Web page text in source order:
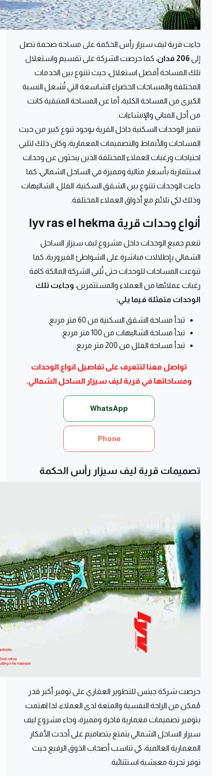
جاءت قرية ليف سيزار رأس الحكمة على مساحة ضخمة تصل
إلى
، كما حرصت الشركة على تقسيم واستغلال
تلك المساحة أفضل استغلال، حيث تتنوع بين الخدمات
المختلفة والمساحات الخضراء الشاسعة التي تُشغل النسبة
الكبرى من المساحة الكلية، أما عن المساحة المتبقية كانت
من أجل المباني والإنشاءات.
تتميز الوحدات السكنية داخل القرية بوجود تنوع كبير من حيث
المساحات والأنماط والتصميمات المعمارية، وكان ذلك لتلبي
احتياجات ورغبات العملاء المختلفة الذين يبحثون عن وحدات
استثمارية بأسعار مثالية ومميزة في الساحل الشمالي، كما
جاءت الوحدات تتنوع بين الشقق السكنية، الفلل، الشاليهات
وذلك لكي تلائم مع أذواق العملاء المختلفة.
أنواع وحدات قرية lyv ras el hekma
تنعم جميع الوحدات داخل مشروع ليف سيزار الساحل
الشمالي بإطلالات مباشرة على الشواطئ الفيروزية، كما
تنوعت المساحات للوحدات حتى تُلبي الشركة المالكة كافة
رغبات عملائها من العملاء والمستثمرين، وجاءت تلك
الوحدات متمثلة فيما يلي:
تبدأ مساحة الشقق السكنية من 60 متر مربع.
تبدأ مساحة الشاليهات من 100 متر مربع.
تبدأ مساحة الفلل من 200 متر مربع.
تواصل معنا لتتعرف على تفاصيل انواع الوحدات
ومساحاتها في قرية ليف سيزار الساحل الشمالي.
WhatsApp
Phone
تصميمات قرية ليف سيزار رأس الحكمة
حرصت شركة جيتس للتطوير العقاري على توفير أكبر قدر
مُمكن من الراحة النفسية والمتعة لدى العملاء، لذا اهتمت
بتوفير تصميمات معمارية فاخرة ومميزة، وجاء مشروع ليف
سيزار الساحل الشمالي يتمتع بتصاميم على أحدث الأفكار
المعمارية العالمية، كي تناسب أصحاب الذوق الرفيع حيث
توفر تجربة معيشية استثنائية.